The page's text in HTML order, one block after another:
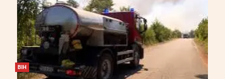
BIH